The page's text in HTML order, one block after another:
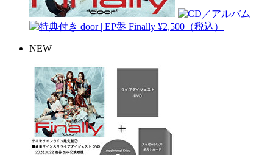
door | EP盤 Finally ¥2,500（税込）
NEW